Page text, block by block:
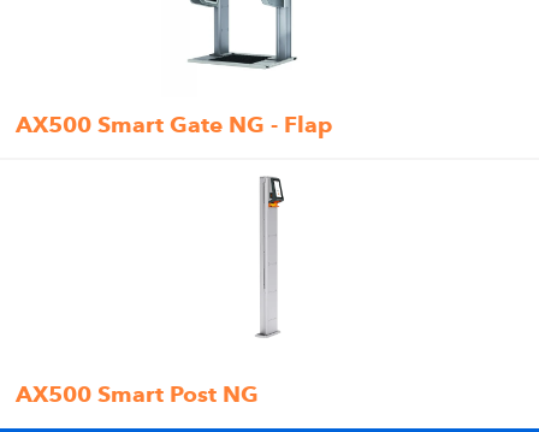
AX500 Smart Gate NG - Flap
AX500 Smart Post NG